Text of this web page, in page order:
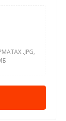
.JPG,